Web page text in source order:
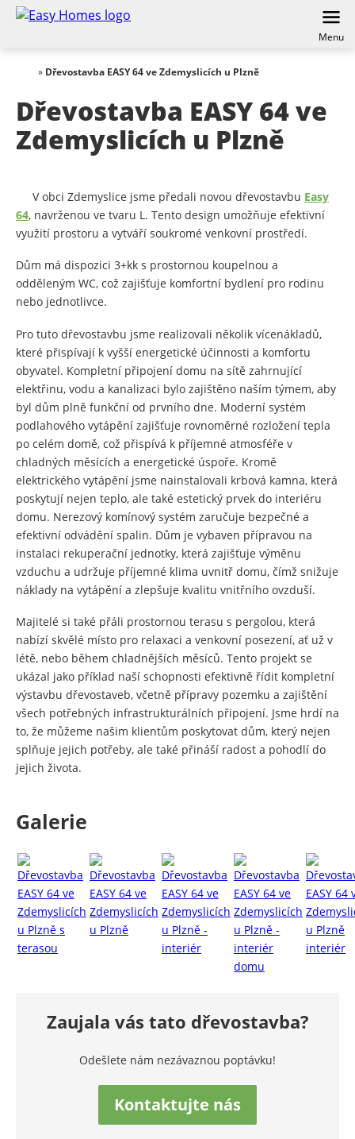
Menu
» Dřevostavba EASY 64 ve Zdemyslicích u Plzně
Dřevostavba EASY 64 ve
Zdemyslicích u Plzně
V obci Zdemyslice jsme předali novou dřevostavbu Easy
64, navrženou ve tvaru L. Tento design umožňuje efektivní
využití prostoru a vytváří soukromé venkovní prostředí.
Dům má dispozici 3+kk s prostornou koupelnou a
odděleným WC, což zajišťuje komfortní bydlení pro rodinu
nebo jednotlivce.
Pro tuto dřevostavbu jsme realizovali několik vícenákladů,
které přispívají k vyšší energetické účinnosti a komfortu
obyvatel. Kompletní připojení domu na sítě zahrnující
elektřinu, vodu a kanalizaci bylo zajištěno naším týmem, aby
byl dům plně funkční od prvního dne. Moderní systém
podlahového vytápění zajišťuje rovnoměrné rozložení tepla
po celém domě, což přispívá k příjemné atmosféře v
chladných měsících a energetické úspoře. Kromě
elektrického vytápění jsme nainstalovali krbová kamna, která
poskytují nejen teplo, ale také estetický prvek do interiéru
domu. Nerezový komínový systém zaručuje bezpečné a
efektivní odvádění spalin. Dům je vybaven přípravou na
instalaci rekuperační jednotky, která zajišťuje výměnu
vzduchu a udržuje příjemné klima uvnitř domu, čímž snižuje
náklady na vytápění a zlepšuje kvalitu vnitřního ovzduší.
Majitelé si také přáli prostornou terasu s pergolou, která
nabízí skvělé místo pro relaxaci a venkovní posezení, ať už v
létě, nebo během chladnějších měsíců. Tento projekt se
ukázal jako příklad naší schopnosti efektivně řídit kompletní
výstavbu dřevostaveb, včetně přípravy pozemku a zajištění
všech potřebných infrastrukturálních připojení. Jsme hrdí na
to, že můžeme našim klientům poskytovat dům, který nejen
splňuje jejich potřeby, ale také přináší radost a pohodlí do
jejich života.
Galerie
Zaujala vás tato dřevostavba?
Odešlete nám nezávaznou poptávku!
Kontaktujte nás